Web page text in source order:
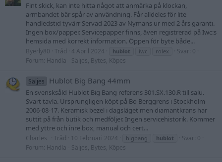
Fint skick, kan inte hitta något att anmärka på klockan,
armbandet bär spår av användning. Får alldeles för lite
handledstid tyvärr Servad 2023 av Nymans ur med 2 års garanti.
Ingen box/papper. Servicepapper finns, även registrerad på Iwc:s
hemsida med korrekt information. Öppen för byte både...
Byerly80 Tråd 4 April 2024 hublot iwc rolex
Svar: 0
Forum: Handla - Säljes, Bytes, Köpes
Säljes Hublot Big Bang 44mm
En svensksåld Hublot Big Bang referens 301.SX.130.R till salu.
Svart tavla. Ursprungligen köpt på Bo Berggrens i Stockholm
2006-08-17. Keramisk bezel i dagsläget men diamantkrans har
suttit på från butik och medföljer. Ingen servicehistorik. Kommer
med yttre och inre box, manual och cert...
Charles_ Tråd 10 Februari 2024 bigbang hublot
Svar: 0
Forum: Handla - Säljes, Bytes, Köpes